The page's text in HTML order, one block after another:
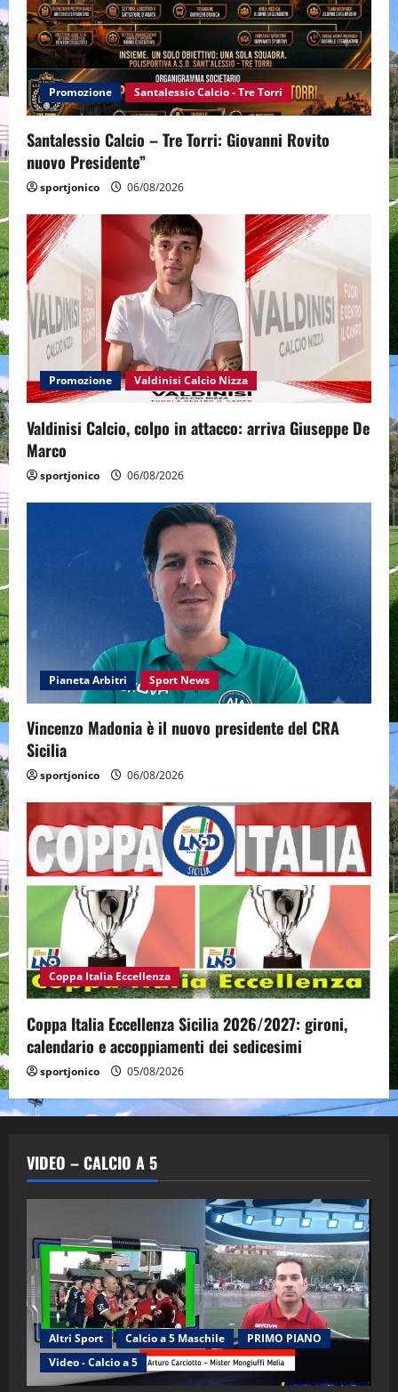
Promozione Santalessio Calcio - Tre Torri
Santalessio Calcio – Tre Torri: Giovanni Rovito
nuovo Presidente”
sportjonico 06/08/2026
Promozione Valdinisi Calcio Nizza
Valdinisi Calcio, colpo in attacco: arriva Giuseppe De
Marco
sportjonico 06/08/2026
Pianeta Arbitri Sport News
Vincenzo Madonia è il nuovo presidente del CRA
Sicilia
sportjonico 06/08/2026
Coppa Italia Eccellenza
Coppa Italia Eccellenza Sicilia 2026/2027: gironi,
calendario e accoppiamenti dei sedicesimi
sportjonico 05/08/2026
VIDEO – CALCIO A 5
Altri Sport Calcio a 5 Maschile
PRIMO PIANO
Video - Calcio a 5